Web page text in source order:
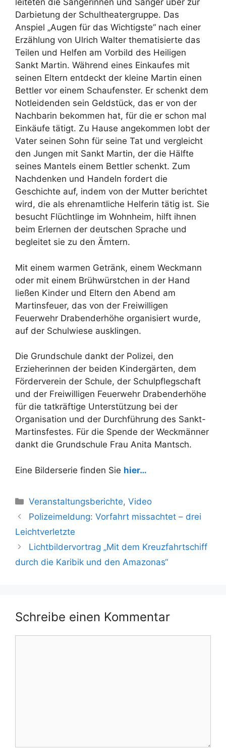
leiteten die Sängerinnen und Sänger über zur
Darbietung der Schultheatergruppe. Das
Anspiel „Augen für das Wichtigste“ nach einer
Erzählung von Ulrich Walter thematisierte das
Teilen und Helfen am Vorbild des Heiligen
Sankt Martin. Während eines Einkaufes mit
seinen Eltern entdeckt der kleine Martin einen
Bettler vor einem Schaufenster. Er schenkt dem
Notleidenden sein Geldstück, das er von der
Nachbarin bekommen hat, für die er schon mal
Einkäufe tätigt. Zu Hause angekommen lobt der
Vater seinen Sohn für seine Tat und vergleicht
den Jungen mit Sankt Martin, der die Hälfte
seines Mantels einem Bettler schenkt. Zum
Nachdenken und Handeln fordert die
Geschichte auf, indem von der Mutter berichtet
wird, die als ehrenamtliche Helferin tätig ist. Sie
besucht Flüchtlinge im Wohnheim, hilft ihnen
beim Erlernen der deutschen Sprache und
begleitet sie zu den Ämtern.
Mit einem warmen Getränk, einem Weckmann
oder mit einem Brühwürstchen in der Hand
ließen Kinder und Eltern den Abend am
Martinsfeuer, das von der Freiwilligen
Feuerwehr Drabenderhöhe organisiert wurde,
auf der Schulwiese ausklingen.
Die Grundschule dankt der Polizei, den
Erzieherinnen der beiden Kindergärten, dem
Förderverein der Schule, der Schulpflegschaft
und der Freiwilligen Feuerwehr Drabenderhöhe
für die tatkräftige Unterstützung bei der
Organisation und der Durchführung des Sankt-
Martinsfestes. Für die Spende der Weckmänner
dankt die Grundschule Frau Anita Mantsch.
Eine Bilderserie finden Sie hier…
Kategorien
Veranstaltungsberichte,Video
Polizeimeldung: Vorfahrt missachtet – drei
Leichtverletzte
Lichtbildervortrag „Mit dem Kreuzfahrtschiff
durch die Karibik und den Amazonas“
Schreibe einen Kommentar